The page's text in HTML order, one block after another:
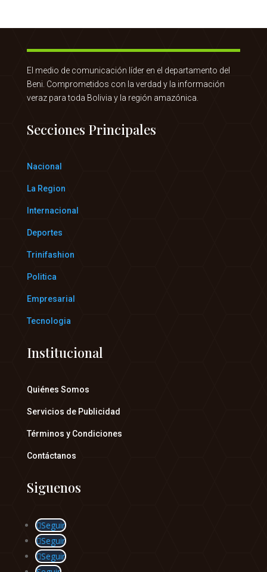
El medio de comunicación líder en el departamento del
Beni. Comprometidos con la verdad y la información
veraz para toda Bolivia y la región amazónica.
Secciones Principales
Nacional
La Region
Internacional
Deportes
Trinifashion
Politica
Empresarial
Tecnologia
Institucional
Quiénes Somos
Servicios de Publicidad
Términos y Condiciones
Contáctanos
Siguenos
Seguir
Seguir
Seguir